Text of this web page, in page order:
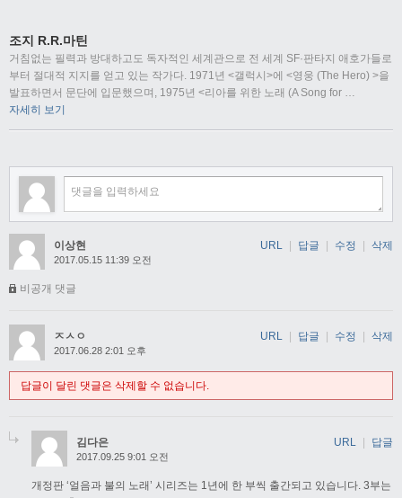
조지 R.R.마틴
거침없는 필력과 방대하고도 독자적인 세계관으로 전 세계 SF·판타지 애호가들로
부터 절대적 지지를 얻고 있는 작가다. 1971년 <갤럭시>에 <영웅 (The Hero) >을
발표하면서 문단에 입문했으며, 1975년 <리아를 위한 노래 (A Song for
자세히 보기
이상현
2017.05.15 11:39 오전
비공개 댓글
URL 답글 수정 삭제
ㅈㅅㅇ
2017.06.28 2:01 오후
답글이 달린 댓글은 삭제할 수 없습니다.
URL | 답글 | 수정 | 삭제
김다은
2017.09.25 9:01 오전
개정판 ‘얼음과 불의 노래’ 시리즈는 1년에 한 부씩 출간되고 있습니다. 3부는
URL | 답글